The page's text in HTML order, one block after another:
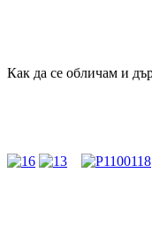
Как да се обличам и